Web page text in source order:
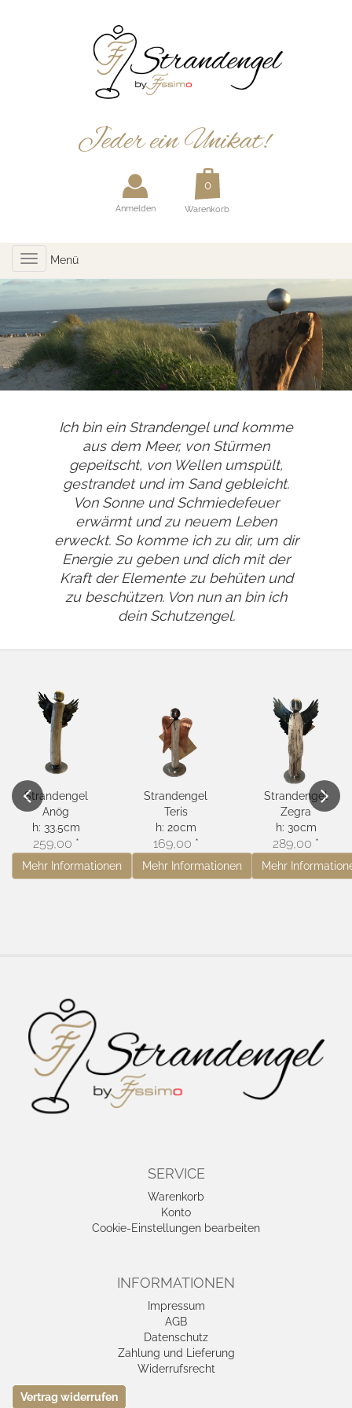
Anmelden Warenkorb
Toggle
navigation
Menü
Ich bin ein Strandengel und komme
aus dem Meer, von Stürmen
gepeitscht, von Wellen umspült,
gestrandet und im Sand gebleicht.
Von Sonne und Schmiedefeuer
erwärmt und zu neuem Leben
erweckt. So komme ich zu dir, um dir
Energie zu geben und dich mit der
Kraft der Elemente zu behüten und
zu beschützen. Von nun an bin ich
dein Schutzengel.
Strandengel
Anög
h: 33.5cm
259,00 *
Mehr Informationen
Strandengel
Teris
h: 20cm
169,00 *
Mehr Informationen
Strandengel
Zegra
h: 30cm
289,00 *
Mehr
Previous
SERVICE
Warenkorb
Konto
Cookie-Einstellungen bearbeiten
INFORMATIONEN
Impressum
AGB
Datenschutz
Zahlung und Lieferung
Widerrufsrecht
Vertrag widerrufen